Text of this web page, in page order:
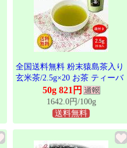
全国送料無料 粉末猿島茶入り
玄米茶/2.5g×20 お茶 ティーバ
ッグ 茨城県 日本茶インストラ
クター監修 クリックポスト 松
田製茶 猿島茶 さしま茶 TBG-
006
50g 821円
1642.0円/100g
送料無料